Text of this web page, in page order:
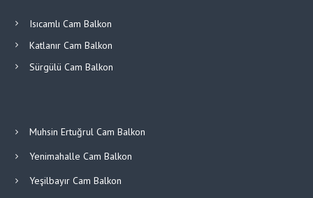
Isıcamlı Cam Balkon
Katlanır Cam Balkon
Sürgülü Cam Balkon
Muhsin Ertuğrul Cam Balkon
Yenimahalle Cam Balkon
Yeşilbayır Cam Balkon